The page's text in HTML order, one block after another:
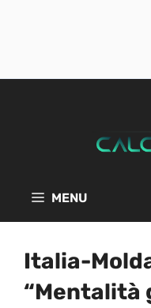
MENU
Italia-
“Mentalità